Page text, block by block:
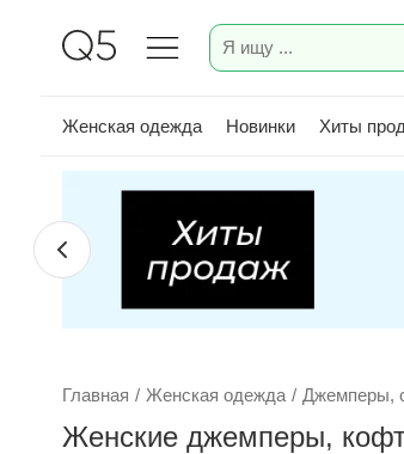
Женская одежда Новинки Хиты
Главная / Женская одежда / Джемперы,
Женские джемперы,